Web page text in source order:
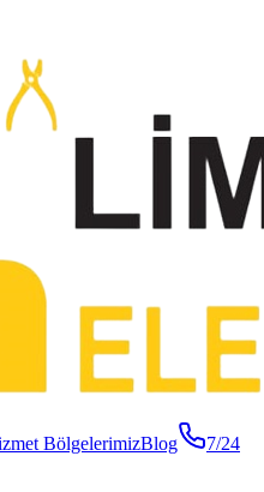
BölgelerimizBlog
7/24